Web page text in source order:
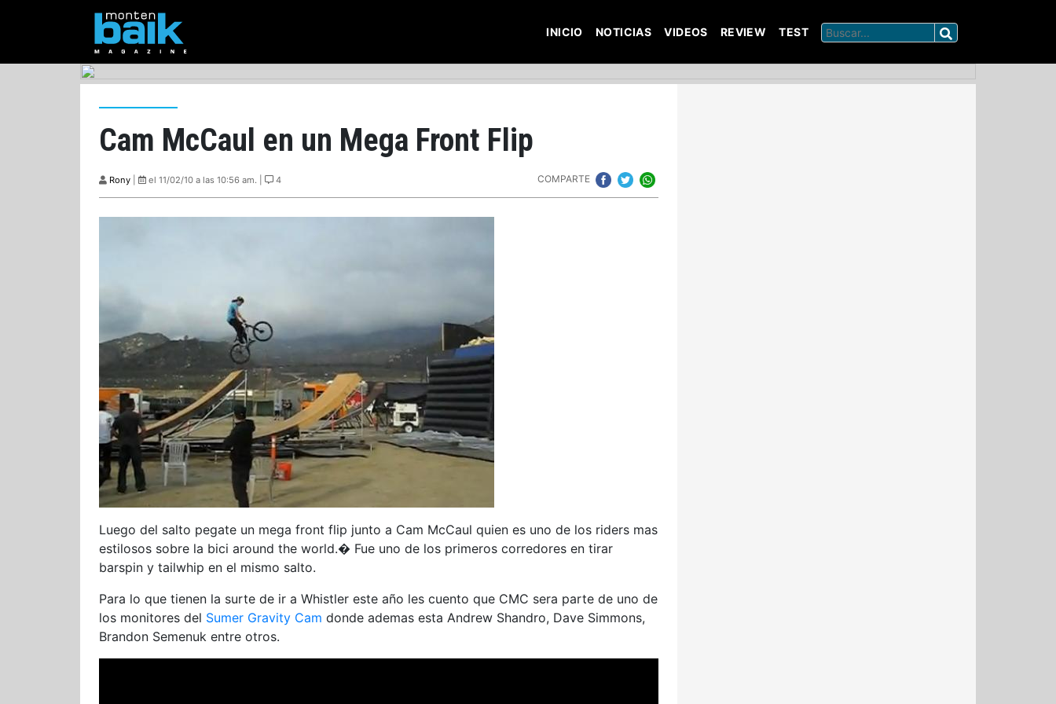
INICIO NOTICIAS VIDEOS REVIEW TEST
Cam McCaul en un Mega Front Flip
Rony el 11/02/10 a las 10:56 am. | 4 COMPARTE
Luego del salto pegate un mega front flip junto a Cam McCaul quien es uno de los riders mas
estilosos sobre la bici around the world.� Fue uno de los primeros corredores en tirar
barspin y tailwhip en el mismo salto.
Para lo que tienen la surte de ir a Whistler este año les cuento que CMC sera parte de uno de
los monitores del Sumer Gravity Cam donde ademas esta Andrew Shandro, Dave Simmons,
Brandon Semenuk entre otros.